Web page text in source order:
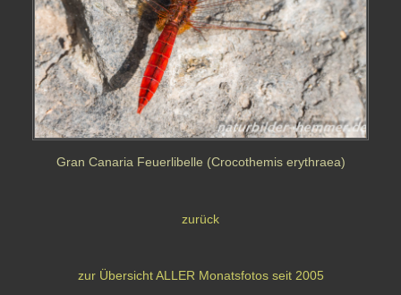
Gran Canaria Feuerlibelle (Crocothemis erythraea)
zurück
zur Übersicht ALLER Monatsfotos seit 2005